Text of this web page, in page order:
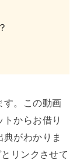
す。この動画
からお借り
がわかりま
リンクさせて